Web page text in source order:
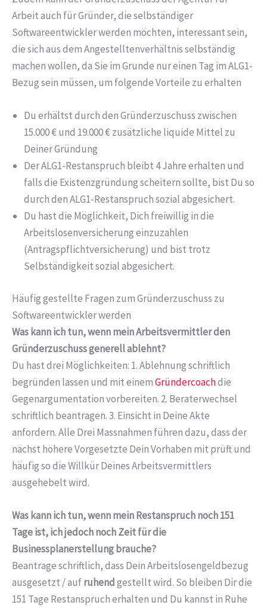
Arbeit auch für Gründer, die selbständiger
Softwareentwickler werden möchten, interessant sein,
die sich aus dem Angestelltenverhältnis selbständig
machen wollen, da Sie im Grunde nur einen Tag im ALG1-
Bezug sein müssen, um folgende Vorteile zu erhalten
Du erhältst durch den Gründerzuschuss zwischen
15.000 € und 19.000 € zusätzliche liquide Mittel zu
Deiner Gründung
Der ALG1-Restanspruch bleibt 4 Jahre erhalten und
falls die Existenzgründung scheitern sollte, bist Du so
durch den ALG1-Restanspruch sozial abgesichert.
Du hast die Möglichkeit, Dich freiwillig in die
Arbeitslosenversicherung einzuzahlen
(Antragspflichtversicherung) und bist trotz
Selbständigkeit sozial abgesichert.
Häufig gestellte Fragen zum Gründerzuschuss zu
Softwareentwickler werden
Was kann ich tun, wenn mein Arbeitsvermittler den
Gründerzuschuss generell ablehnt?
Du hast drei Möglichkeiten: 1. Ablehnung schriftlich
begründen lassen und mit einemGründercoachdie
Gegenargumentation vorbereiten. 2. Beraterwechsel
schriftlich beantragen. 3. Einsicht in Deine Akte
anfordern. Alle Drei Massnahmen führen dazu, dass der
nächst höhere Vorgesetzte Dein Vorhaben mit prüft und
häufig so die Willkür Deines Arbeitsvermittlers
ausgehebelt wird.
Was kann ich tun, wenn mein Restanspruch noch 151
Tage ist, ich jedoch noch Zeit für die
Businessplanerstellung brauche?
Beantrage schriftlich, dass Dein Arbeitslosengeldbezug
ausgesetzt / aufruhendgestellt wird. So bleiben Dir die
151 Tage Restanspruch erhalten und Du kannst in Ruhe